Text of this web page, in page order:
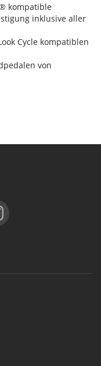
kompatible
inklusive aller
Cycle kompatiblen
von